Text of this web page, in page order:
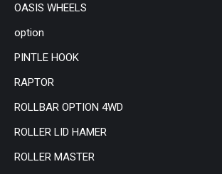
OASIS WHEELS
option
PINTLE HOOK
RAPTOR
ROLLBAR OPTION 4WD
ROLLER LID HAMER
ROLLER MASTER